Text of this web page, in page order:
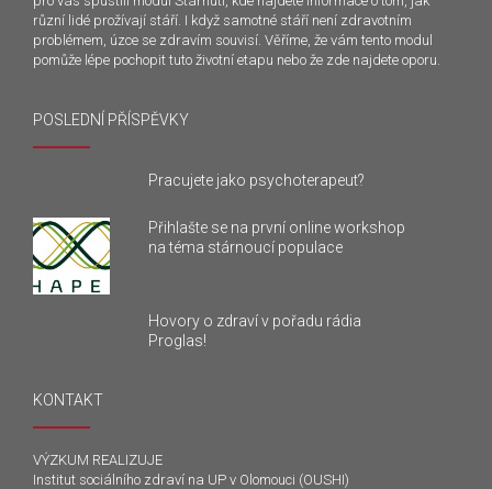
různí lidé prožívají stáří. I když samotné stáří není zdravotním
problémem, úzce se zdravím souvisí. Věříme, že vám tento modul
pomůže lépe pochopit tuto životní etapu nebo že zde najdete oporu.
POSLEDNÍ PŘÍSPĚVKY
Pracujete jako psychoterapeut?
Přihlašte se na první online workshop
na téma stárnoucí populace
Hovory o zdraví v pořadu rádia
Proglas!
KONTAKT
VÝZKUM REALIZUJE
Institut sociálního zdraví na UP v Olomouci (OUSHI)